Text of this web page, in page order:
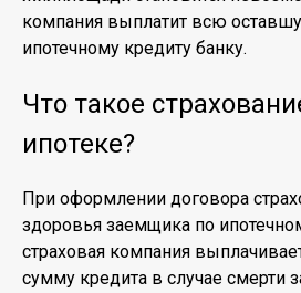
компания выплатит всю
ипотечному кредиту банку.
Что такое
ипотеке?
При оформлении договора
здоровья заемщика по
страховая компания
сумму кредита в случае смерти